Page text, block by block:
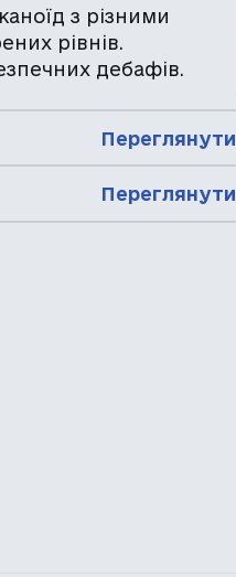
з різними
рівнів.
дебафів.
Переглянути
Переглянути